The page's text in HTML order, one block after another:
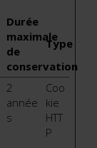
Durée
maximale
de
conservation
Type
2
année
s
Coo
kie
HTT
P